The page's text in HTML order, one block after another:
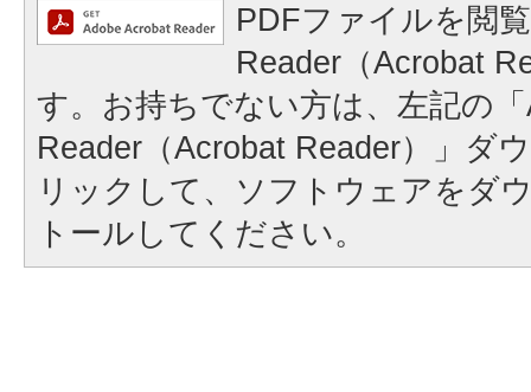
PDFファイルを閲
Reader（Acrobat
す。お持ちでない方は、左記の
Reader（Acrobat Reader）」ダ
リックして、ソフトウェアをダ
トールしてください。